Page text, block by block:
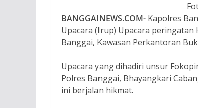
BANGGAINEWS.COM- Kapolres
Upacara (Irup) Upacara
Banggai, Kawasan Perkantoran
Upacara yang dihadiri unsur
Polres Banggai, Bhayangkari
ini berjalan hikmat.